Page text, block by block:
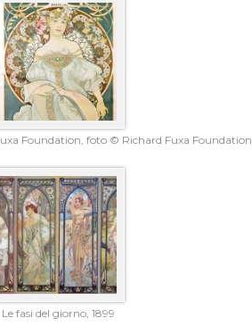
Foundation, foto © Richard Fuxa Foundation
Le fasi del giorno, 1899